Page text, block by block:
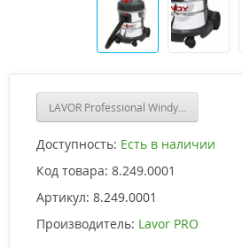
LAVOR Professional Windy 130 IF
Доступность: Есть в наличии
Код товара: 8.249.0001
Артикул: 8.249.0001
Производитель: Lavor PRO